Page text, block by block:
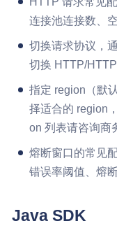
连接池连接数、
切换请求协议，
切换 HTTP/
指定 region（默
择适合的 region
on 列表请咨询商
熔断窗口的常见
错误率阈值、熔
Java SDK